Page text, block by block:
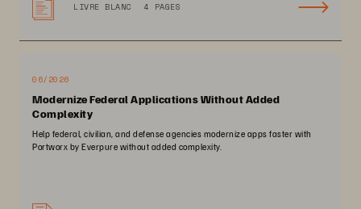
LIVRE BLANC 4 PAGES
06/2026
Modernize Federal Applications Without Added
Complexity
Help federal, civilian, and defense agencies modernize apps faster with
Portworx by Everpure without added complexity.